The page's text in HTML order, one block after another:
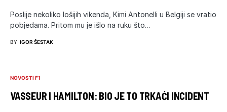
Poslije nekoliko lošijih vikenda, Kimi Antonelli u Belgiji se vratio
pobjedama. Pritom mu je išlo na ruku što…
BY IGOR ŠESTAK
NOVOSTI F1
VASSEUR I HAMILTON: BIO JE TO TRKAĆI INCIDENT